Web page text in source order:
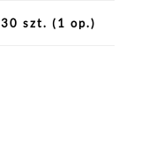
30 szt. (1 op.)